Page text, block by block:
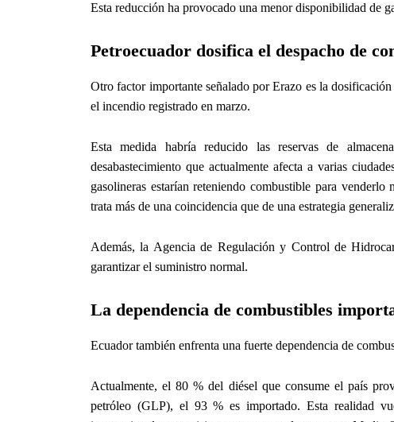
Esta reducción ha provocado una menor disponibilidad de
Petroecuador dosifica el despacho de
Otro factor importante señalado por Erazo es la
el incendio registrado en marzo.
Esta medida habría reducido las reservas de
desabastecimiento que actualmente afecta a varias
gasolineras estarían reteniendo combustible para
trata más de una coincidencia que de una estrategia
Además, la Agencia de Regulación y Control de
garantizar el suministro normal.
La dependencia de combustibles
Ecuador también enfrenta una fuerte dependencia de
Actualmente, el 80 % del diésel que consume el país
petróleo (GLP), el 93 % es importado. Esta realidad